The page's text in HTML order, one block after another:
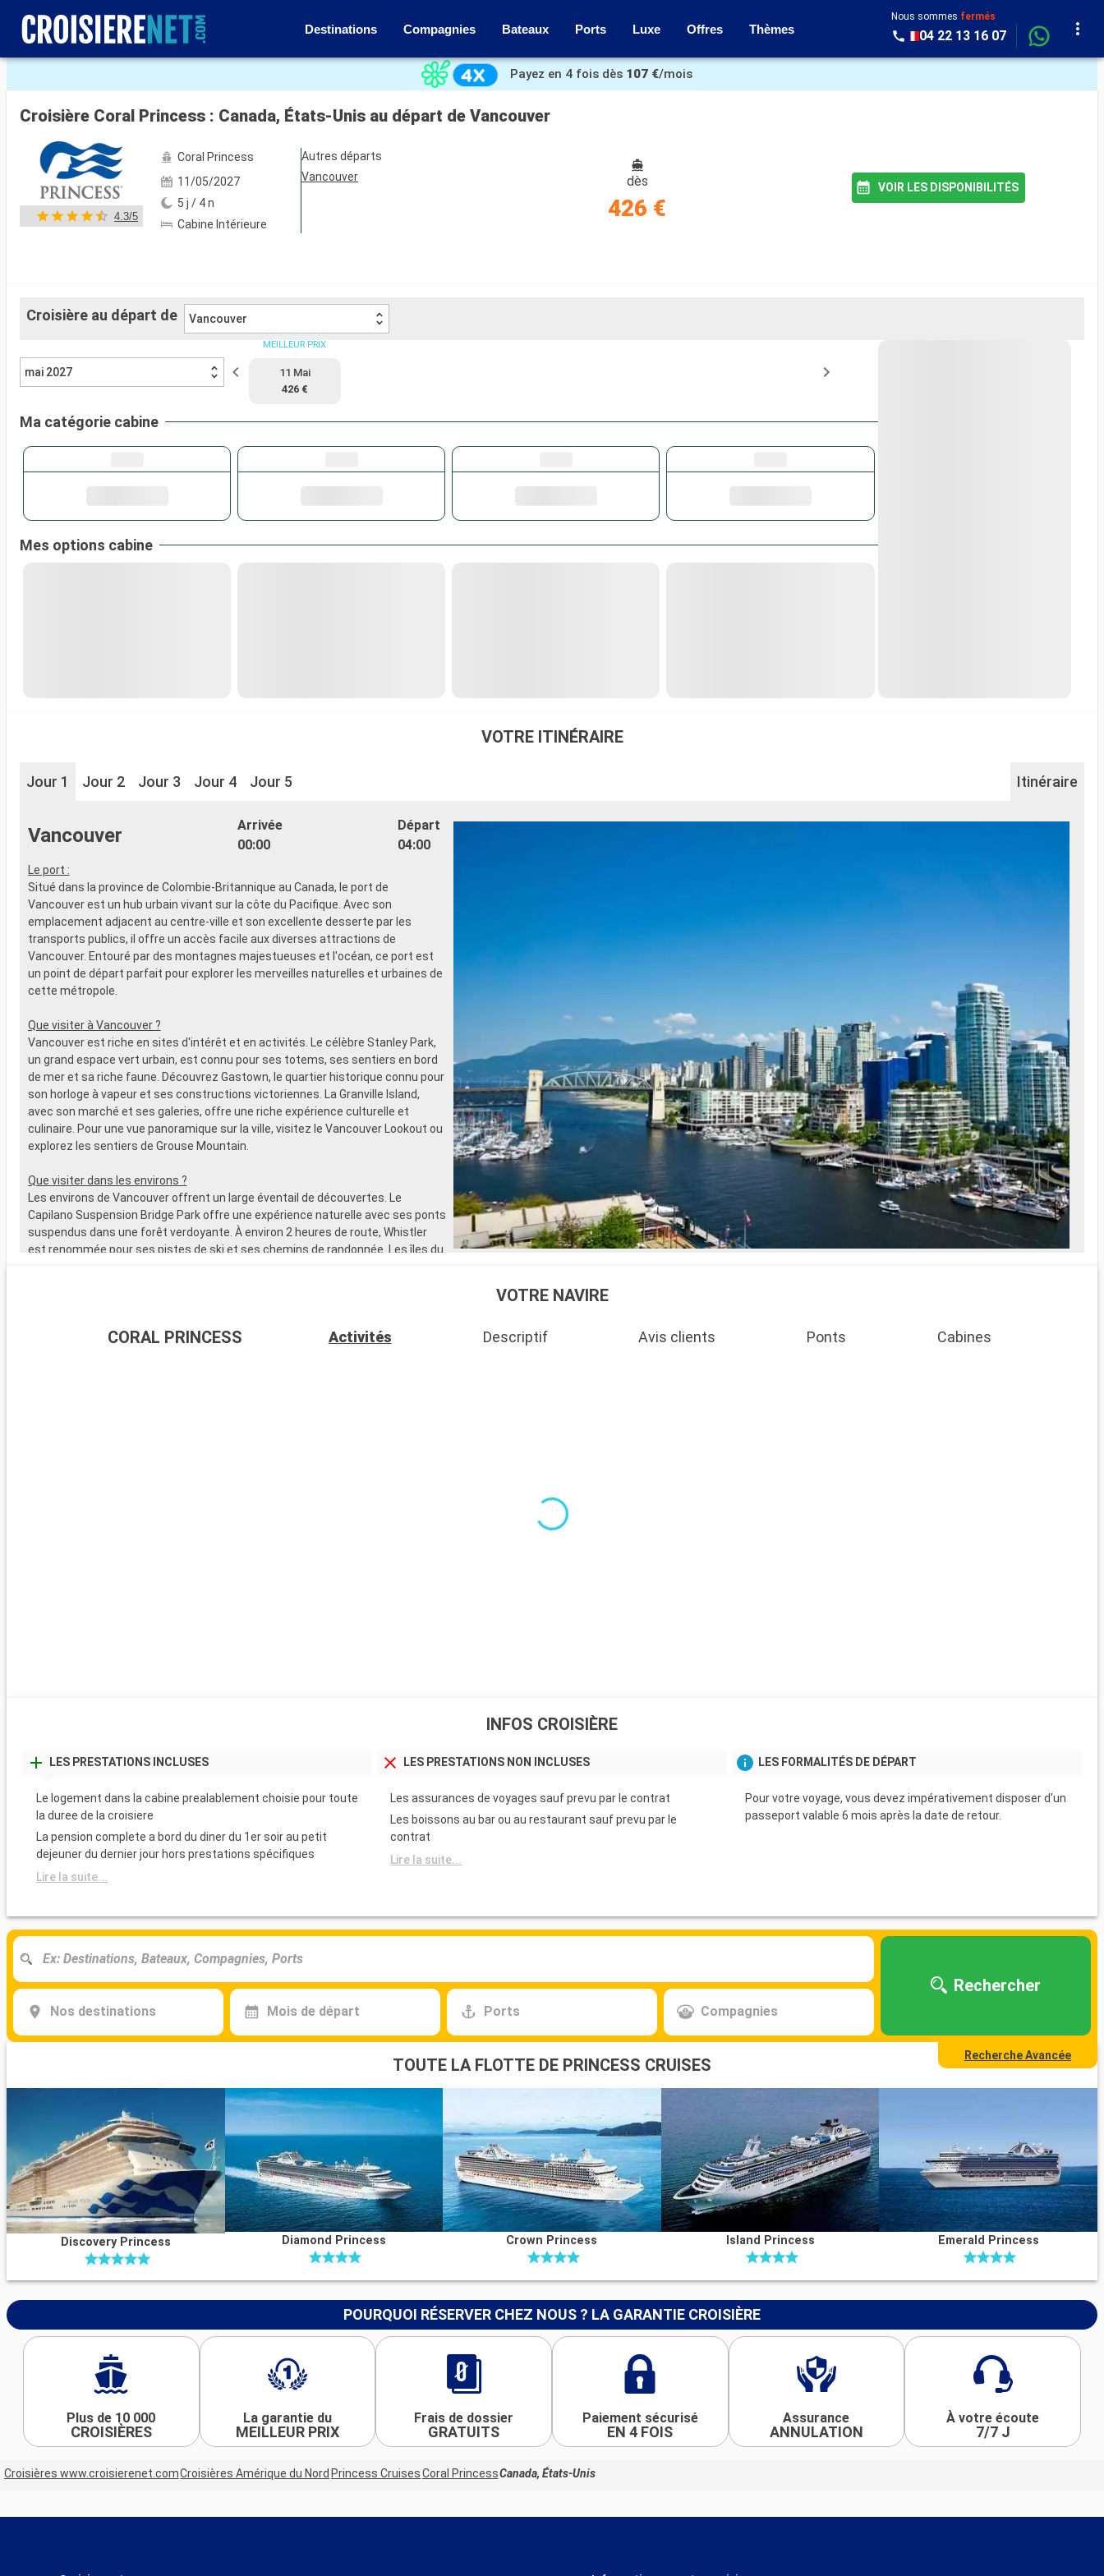
Destinations Compagnies Bateaux Ports Luxe Offres Thèmes
Nous sommes fermés
04 22 13 16 07
Voir les 40 autres photos
Payez en 4 fois dès 107 €/mois
Croisière Coral Princess : Canada, États-Unis au départ de Vancouver
4.3/5
Coral Princess
11/05/2027
5 j / 4 n
Cabine Intérieure
Autres départs
Vancouver
dès
426 €
VOIR LES DISPONIBILITÉS
Croisière au départ de Vancouver
mai 2027
MEILLEUR PRIX
11 Mai
426 €
Ma catégorie cabine
Mes options cabine
VOTRE ITINÉRAIRE
Jour 1 Jour 2 Jour 3 Jour 4 Jour 5 Itinéraire
Vancouver
Arrivée
00:00
Départ
04:00
Le port :
Situé dans la province de Colombie-Britannique au Canada, le port de
Vancouver est un hub urbain vivant sur la côte du Pacifique. Avec son
emplacement adjacent au centre-ville et son excellente desserte par les
transports publics, il offre un accès facile aux diverses attractions de
Vancouver. Entouré par des montagnes majestueuses et l'océan, ce port est
un point de départ parfait pour explorer les merveilles naturelles et urbaines de
cette métropole.
Que visiter à Vancouver ?
Vancouver est riche en sites d'intérêt et en activités. Le célèbre Stanley Park,
un grand espace vert urbain, est connu pour ses totems, ses sentiers en bord
de mer et sa riche faune. Découvrez Gastown, le quartier historique connu pour
son horloge à vapeur et ses constructions victoriennes. La Granville Island,
avec son marché et ses galeries, offre une riche expérience culturelle et
culinaire. Pour une vue panoramique sur la ville, visitez le Vancouver Lookout ou
explorez les sentiers de Grouse Mountain.
Que visiter dans les environs ?
Les environs de Vancouver offrent un large éventail de découvertes. Le
Capilano Suspension Bridge Park offre une expérience naturelle avec ses ponts
suspendus dans une forêt verdoyante. À environ 2 heures de route, Whistler
est renommée pour ses pistes de ski et ses chemins de randonnée. Les îles du
VOTRE NAVIRE
CORAL PRINCESS Activités Descriptif Avis clients Ponts Cabines
INFOS CROISIÈRE
LES PRESTATIONS INCLUSES
Le logement dans la cabine prealablement choisie pour toute
la duree de la croisiere
La pension complete a bord du diner du 1er soir au petit
dejeuner du dernier jour hors prestations spécifiques
Lire la suite...
LES PRESTATIONS NON INCLUSES
Les assurances de voyages sauf prevu par le contrat
Les boissons au bar ou au restaurant sauf prevu par le
contrat
Lire la suite...
LES FORMALITÉS DE DÉPART
Pour votre voyage, vous devez impérativement disposer d'un
passeport valable 6 mois après la date de retour.
Nos destinations Mois de départ Ports Compagnies
Rechercher
Recherche Avancée
TOUTE LA FLOTTE DE PRINCESS CRUISES
Discovery Princess Diamond Princess Crown Princess Island Princess Emerald Princess
POURQUOI RÉSERVER CHEZ NOUS ? LA GARANTIE CROISIÈRE
Plus de 10 000
CROISIÈRES
La garantie du
MEILLEUR PRIX
Frais de dossier
GRATUITS
Paiement sécurisé
EN 4 FOIS
Assurance
ANNULATION
À votre écoute
7/7 J
Croisières www.croisierenet.comCroisières Amérique du Nord Princess CruisesCoral PrincessCanada, États-Unis